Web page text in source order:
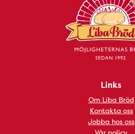
Links
Om Liba Bröd
Kontakta oss
Jobba hos oss